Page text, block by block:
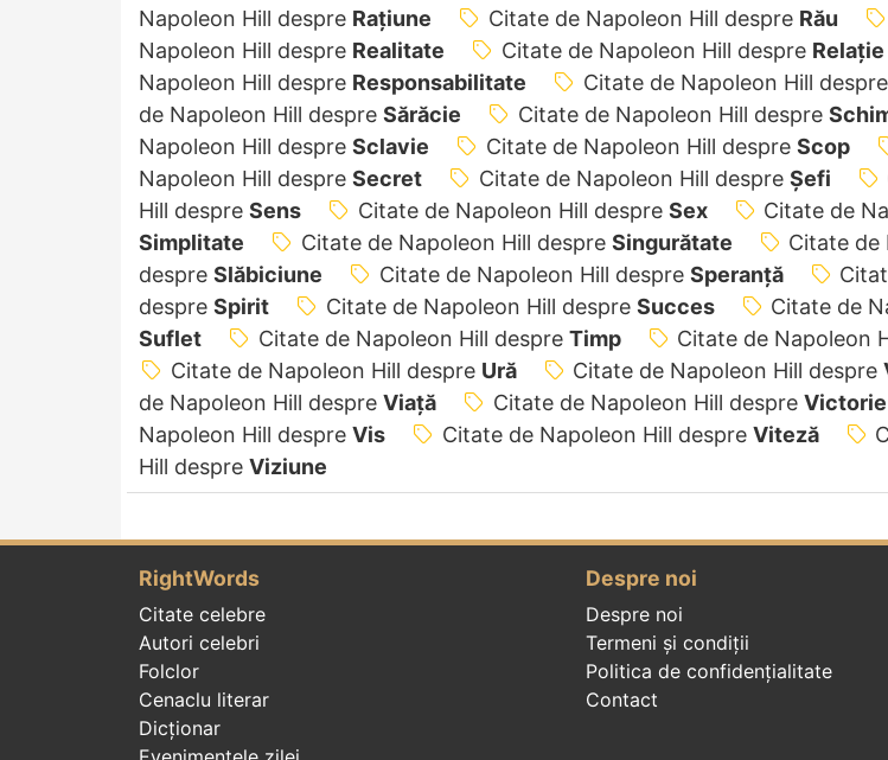
Napoleon Hill despre Rațiune Citate de Napoleon Hill despre Rău
Napoleon Hill despre Realitate Citate de Napoleon Hill despre Relație
Napoleon Hill despre Responsabilitate Citate de Napoleon Hill despre
de Napoleon Hill despre Sărăcie Citate de Napoleon Hill despre
Napoleon Hill despre Sclavie Citate de Napoleon Hill despre Scop
Napoleon Hill despre Secret Citate de Napoleon Hill despre Șefi
Hill despre Sens Citate de Napoleon Hill despre Sex
Citate de
Simplitate
Citate de Napoleon Hill despre Singurătate
Citate de
despre Slăbiciune Citate de Napoleon Hill despre Speranță
despre Spirit Citate de Napoleon Hill despre Succes
Citate de
Suflet
Citate de Napoleon Hill despre Timp Citate de Napoleon
Citate de Napoleon Hill despre Ură Citate de Napoleon Hill despre
de Napoleon Hill despre Viață Citate de Napoleon Hill despre Victorie
Napoleon Hill despre Vis Citate de Napoleon Hill despre Viteză
Hill despre Viziune
RightWords
Citate celebre
Autori celebri
Folclor
Cenaclu literar
Dicționar
Despre noi
Despre noi
Termeni și condiții
Politica de confidenţialitate
Contact